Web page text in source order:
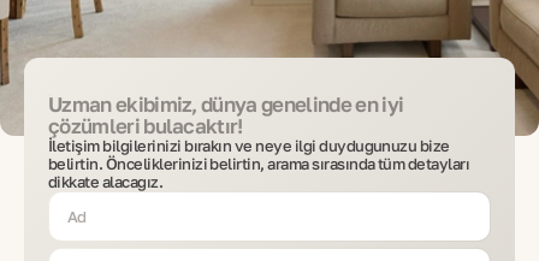
Uzman ekibimiz, dünya genelinde en iyi
çözümleri bulacaktır!
İletişim bilgilerinizi bırakın ve neye ilgi duyduğunuzu bize
belirtin. Önceliklerinizi belirtin, arama sırasında tüm detayları
dikkate alacağız.